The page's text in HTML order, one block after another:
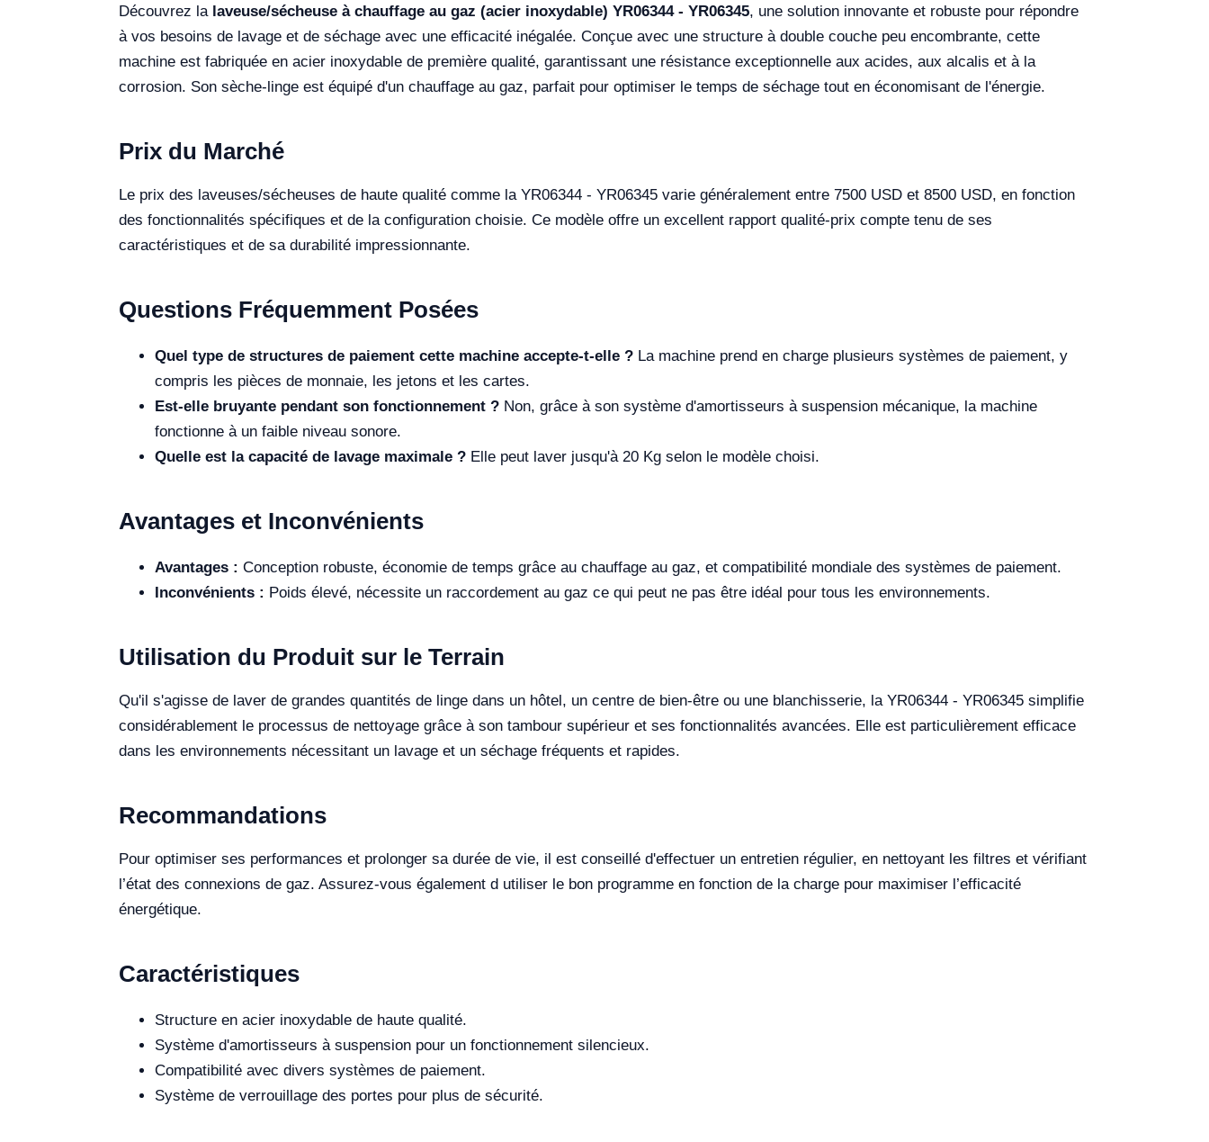
Découvrez la laveuse/sécheuse à chauffage au gaz (acier inoxydable) YR06344 - YR06345, une solution innovante et robuste pour répondre
à vos besoins de lavage et de séchage avec une efficacité inégalée. Conçue avec une structure à double couche peu encombrante, cette
machine est fabriquée en acier inoxydable de première qualité, garantissant une résistance exceptionnelle aux acides, aux alcalis et à la
corrosion. Son sèche-linge est équipé d'un chauffage au gaz, parfait pour optimiser le temps de séchage tout en économisant de l'énergie.
Prix du Marché
Le prix des laveuses/sécheuses de haute qualité comme la YR06344 - YR06345 varie généralement entre 7500 USD et 8500 USD, en fonction
des fonctionnalités spécifiques et de la configuration choisie. Ce modèle offre un excellent rapport qualité-prix compte tenu de ses
caractéristiques et de sa durabilité impressionnante.
Questions Fréquemment Posées
Quel type de structures de paiement cette machine accepte-t-elle ? La machine prend en charge plusieurs systèmes de paiement, y
compris les pièces de monnaie, les jetons et les cartes.
Est-elle bruyante pendant son fonctionnement ? Non, grâce à son système d'amortisseurs à suspension mécanique, la machine
fonctionne à un faible niveau sonore.
Quelle est la capacité de lavage maximale ? Elle peut laver jusqu'à 20 Kg selon le modèle choisi.
Avantages et Inconvénients
Avantages : Conception robuste, économie de temps grâce au chauffage au gaz, et compatibilité mondiale des systèmes de paiement.
Inconvénients : Poids élevé, nécessite un raccordement au gaz ce qui peut ne pas être idéal pour tous les environnements.
Utilisation du Produit sur le Terrain
Qu'il s'agisse de laver de grandes quantités de linge dans un hôtel, un centre de bien-être ou une blanchisserie, la YR06344 - YR06345 simplifie
considérablement le processus de nettoyage grâce à son tambour supérieur et ses fonctionnalités avancées. Elle est particulièrement efficace
dans les environnements nécessitant un lavage et un séchage fréquents et rapides.
Recommandations
Pour optimiser ses performances et prolonger sa durée de vie, il est conseillé d'effectuer un entretien régulier, en nettoyant les filtres et vérifiant
l’état des connexions de gaz. Assurez-vous également d utiliser le bon programme en fonction de la charge pour maximiser l’efficacité
énergétique.
Caractéristiques
Structure en acier inoxydable de haute qualité.
Système d'amortisseurs à suspension pour un fonctionnement silencieux.
Compatibilité avec divers systèmes de paiement.
Système de verrouillage des portes pour plus de sécurité.